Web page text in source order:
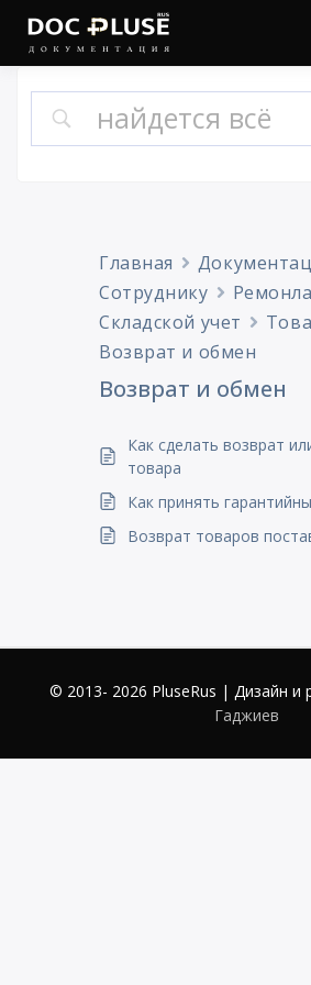
Doc
Главная
Сотруднику
Складской учет
Возврат и обмен
Возврат и обмен
Как сделать возврат
товара
Как принять
Возврат товаров
© 2013- 2026 PluseRus | Дизайн и
Гаджиев